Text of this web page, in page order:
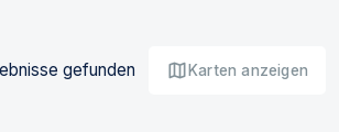
gefunden mapKarten anzeigen